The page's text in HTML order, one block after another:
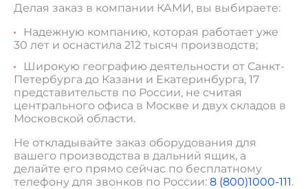
Делая заказ в компании КАМИ, вы выбираете:
Надежную компанию, которая работает уже
30 лет и оснастила 212 тысяч производств;
Широкую географию деятельности от Санкт-
Петербурга до Казани и Екатеринбурга, 17
представительств по России, не считая
центрального офиса в Москве и двух складов в
Московской области.
Не откладывайте заказ оборудования для
вашего производства в дальний ящик, а
делайте его прямо сейчас по бесплатному
телефону для звонков по России: 8 (800)1000-111.